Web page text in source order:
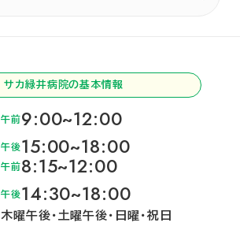
サカ緑井病院の基本情報
午前9:00~12:00
午後15:00~18:00
午前8:15~12:00
午後14:30~18:00
木曜午後・土曜午後・日曜・祝日